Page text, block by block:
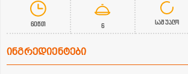
60წთ 6 საშუალო
ინგრედიენტები